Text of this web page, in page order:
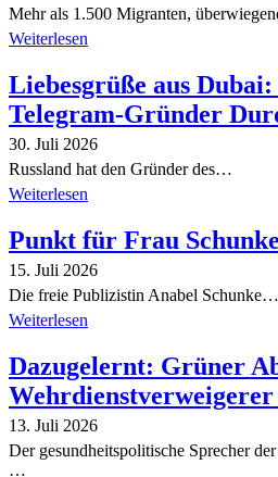
Mehr als 1.500 Migranten,
Weiterlesen
Liebesgrüße aus
Telegram-Gründer
30. Juli 2026
Russland hat den Gründer des…
Weiterlesen
Punkt für Frau
15. Juli 2026
Die freie Publizistin Anabel Schunke…
Weiterlesen
Dazugelernt: Grüner
13. Juli 2026
Der gesundheitspolitische Sprecher
…